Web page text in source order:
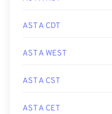
AST A CDT
AST A WEST
AST A CST
AST A CET